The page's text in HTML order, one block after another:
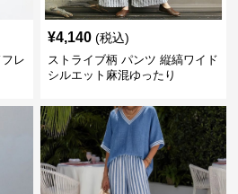
レ
¥4,140 (税込)
ストライブ柄 パンツ 縦縞ワイド
シルエット麻混ゆったり